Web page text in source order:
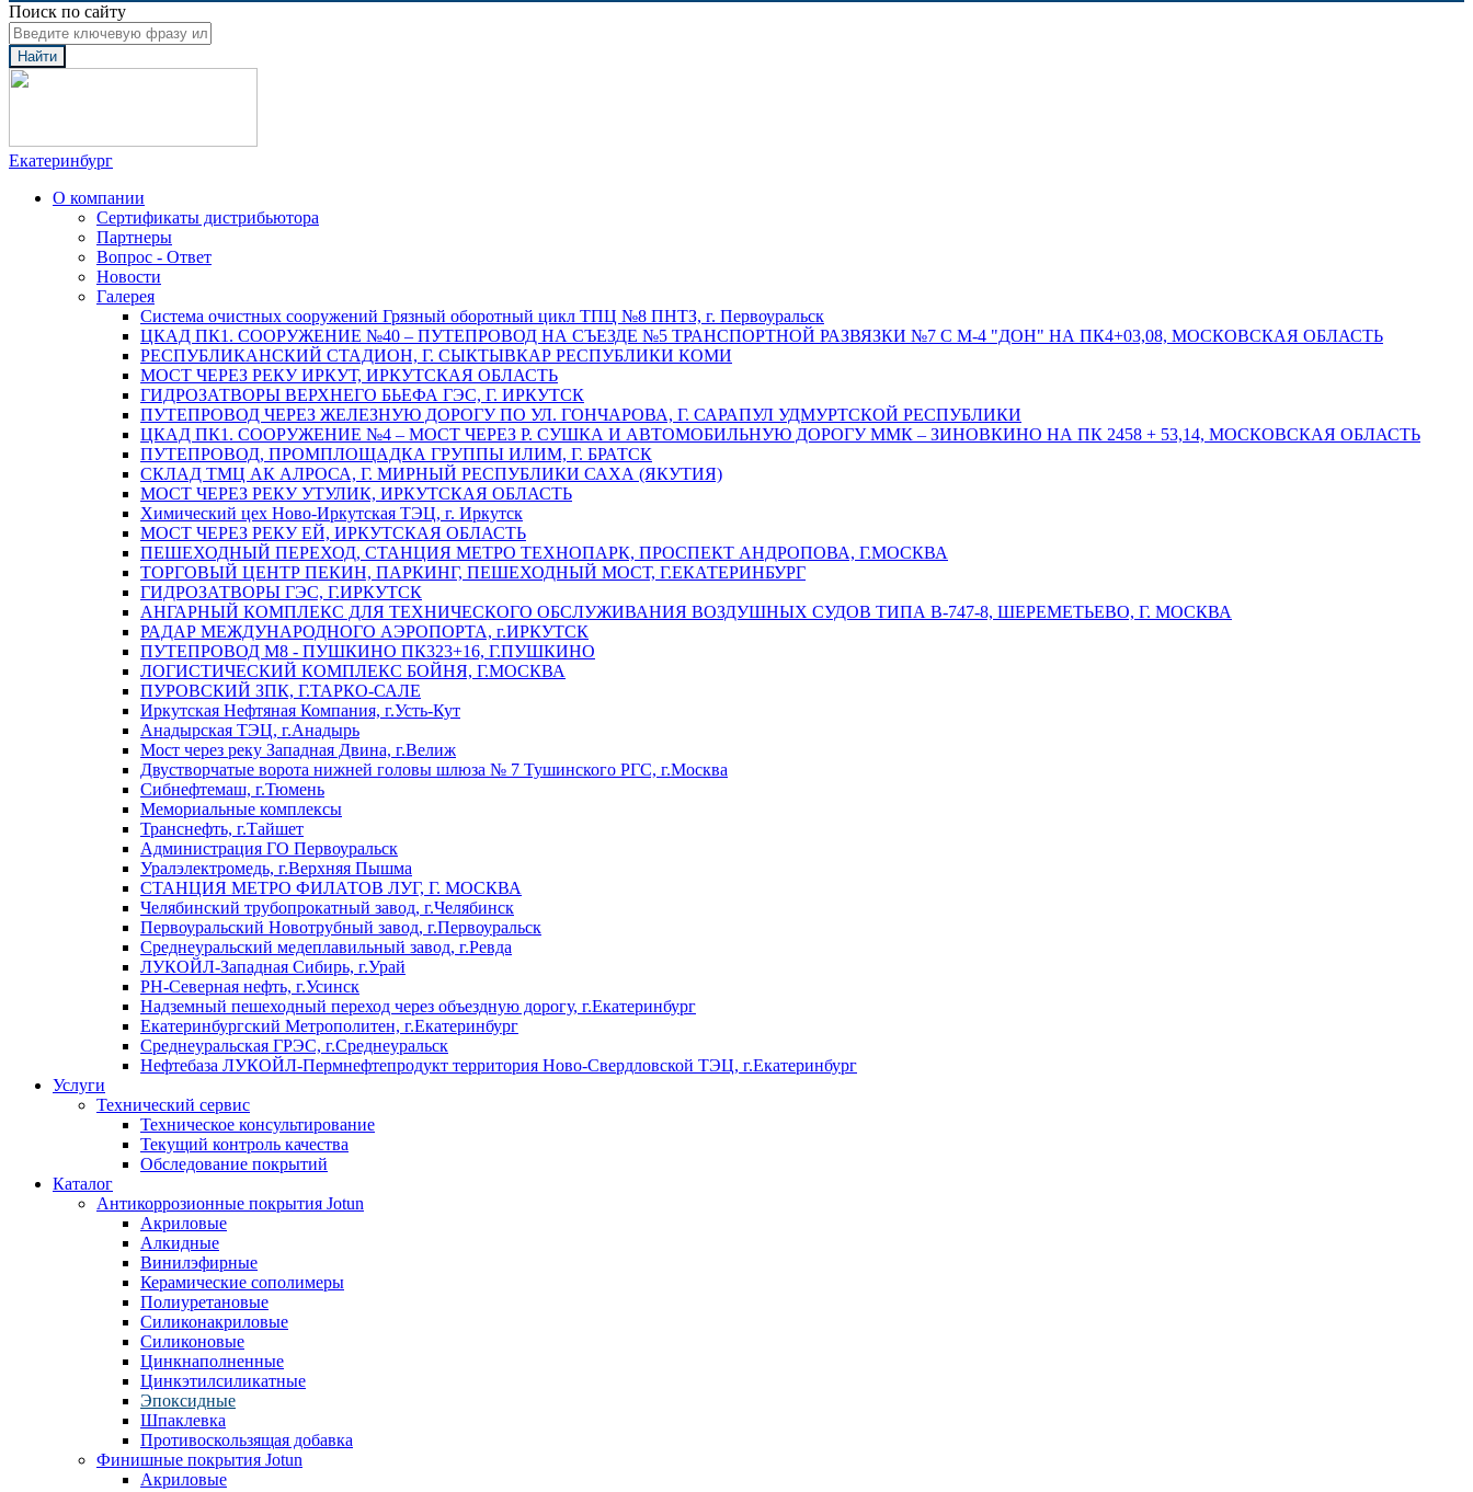
Поиск по сайту
Найти
Екатеринбург
О компании
Сертификаты дистрибьютора
Партнеры
Вопрос - Ответ
Новости
Галерея
Система очистных сооружений Грязный оборотный цикл ТПЦ №8 ПНТЗ, г. Первоуральск
ЦКАД ПК1. СООРУЖЕНИЕ №40 – ПУТЕПРОВОД НА СЪЕЗДЕ №5 ТРАНСПОРТНОЙ РАЗВЯЗКИ №7 С М-4 "ДОН" НА ПК4+03,08, МОСКОВСКАЯ ОБЛАСТЬ
РЕСПУБЛИКАНСКИЙ СТАДИОН, Г. СЫКТЫВКАР РЕСПУБЛИКИ КОМИ
МОСТ ЧЕРЕЗ РЕКУ ИРКУТ, ИРКУТСКАЯ ОБЛАСТЬ
ГИДРОЗАТВОРЫ ВЕРХНЕГО БЬЕФА ГЭС, Г. ИРКУТСК
ПУТЕПРОВОД ЧЕРЕЗ ЖЕЛЕЗНУЮ ДОРОГУ ПО УЛ. ГОНЧАРОВА, Г. САРАПУЛ УДМУРТСКОЙ РЕСПУБЛИКИ
ЦКАД ПК1. СООРУЖЕНИЕ №4 – МОСТ ЧЕРЕЗ Р. СУШКА И АВТОМОБИЛЬНУЮ ДОРОГУ ММК – ЗИНОВКИНО НА ПК 2458 + 53,14, МОСКОВСКАЯ ОБЛАСТЬ
ПУТЕПРОВОД, ПРОМПЛОЩАДКА ГРУППЫ ИЛИМ, Г. БРАТСК
СКЛАД ТМЦ АК АЛРОСА, Г. МИРНЫЙ РЕСПУБЛИКИ САХА (ЯКУТИЯ)
МОСТ ЧЕРЕЗ РЕКУ УТУЛИК, ИРКУТСКАЯ ОБЛАСТЬ
Химический цех Ново-Иркутская ТЭЦ, г. Иркутск
МОСТ ЧЕРЕЗ РЕКУ ЕЙ, ИРКУТСКАЯ ОБЛАСТЬ
ПЕШЕХОДНЫЙ ПЕРЕХОД, СТАНЦИЯ МЕТРО ТЕХНОПАРК, ПРОСПЕКТ АНДРОПОВА, Г.МОСКВА
ТОРГОВЫЙ ЦЕНТР ПЕКИН, ПАРКИНГ, ПЕШЕХОДНЫЙ МОСТ, Г.ЕКАТЕРИНБУРГ
ГИДРОЗАТВОРЫ ГЭС, Г.ИРКУТСК
АНГАРНЫЙ КОМПЛЕКС ДЛЯ ТЕХНИЧЕСКОГО ОБСЛУЖИВАНИЯ ВОЗДУШНЫХ СУДОВ ТИПА В-747-8, ШЕРЕМЕТЬЕВО, Г. МОСКВА
РАДАР МЕЖДУНАРОДНОГО АЭРОПОРТА, г.ИРКУТСК
ПУТЕПРОВОД М8 - ПУШКИНО ПК323+16, Г.ПУШКИНО
ЛОГИСТИЧЕСКИЙ КОМПЛЕКС БОЙНЯ, Г.МОСКВА
ПУРОВСКИЙ ЗПК, Г.ТАРКО-САЛЕ
Иркутская Нефтяная Компания, г.Усть-Кут
Анадырская ТЭЦ, г.Анадырь
Мост через реку Западная Двина, г.Велиж
Двустворчатые ворота нижней головы шлюза № 7 Тушинского РГС, г.Москва
Сибнефтемаш, г.Тюмень
Мемориальные комплексы
Транснефть, г.Тайшет
Администрация ГО Первоуральск
Уралэлектромедь, г.Верхняя Пышма
СТАНЦИЯ МЕТРО ФИЛАТОВ ЛУГ, Г. МОСКВА
Челябинский трубопрокатный завод, г.Челябинск
Первоуральский Новотрубный завод, г.Первоуральск
Среднеуральский медеплавильный завод, г.Ревда
ЛУКОЙЛ-Западная Сибирь, г.Урай
РН-Северная нефть, г.Усинск
Надземный пешеходный переход через объездную дорогу, г.Екатеринбург
Екатеринбургский Метрополитен, г.Екатеринбург
Среднеуральская ГРЭС, г.Среднеуральск
Нефтебаза ЛУКОЙЛ-Пермнефтепродукт территория Ново-Свердловской ТЭЦ, г.Екатеринбург
Услуги
Технический сервис
Техническое консультирование
Текущий контроль качества
Обследование покрытий
Каталог
Антикоррозионные покрытия Jotun
Акриловые
Алкидные
Винилэфирные
Керамические сополимеры
Полиуретановые
Силиконакриловые
Силиконовые
Цинкнаполненные
Цинкэтилсиликатные
Эпоксидные
Шпаклевка
Противоскользящая добавка
Финишные покрытия Jotun
Акриловые